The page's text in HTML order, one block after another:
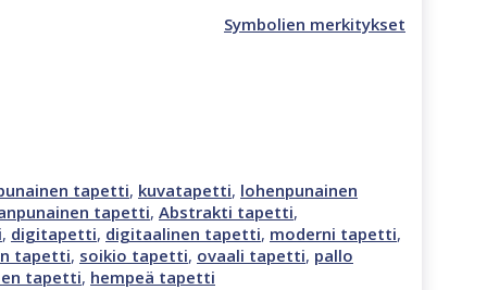
Symbolien merkitykset
tapetti, kuvatapetti, lohenpunainen
tapetti, Abstrakti tapetti,
, digitapetti, digitaalinen tapetti, moderni tapetti,
tapetti, soikio tapetti, ovaali tapetti, pallo
tapetti, hempeä tapetti